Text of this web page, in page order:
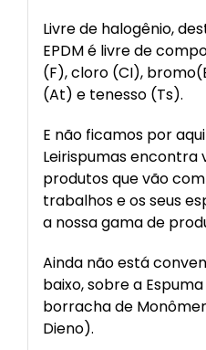
Livre de halogênio,
EPDM é livre de
(F), cloro (CI),
(At) e tenesso (Ts).
E não ficamos por
Leirispumas encontra
produtos que vão
trabalhos e os seus
a nossa gama de
Ainda não está
baixo, sobre a
borracha de
Dieno).